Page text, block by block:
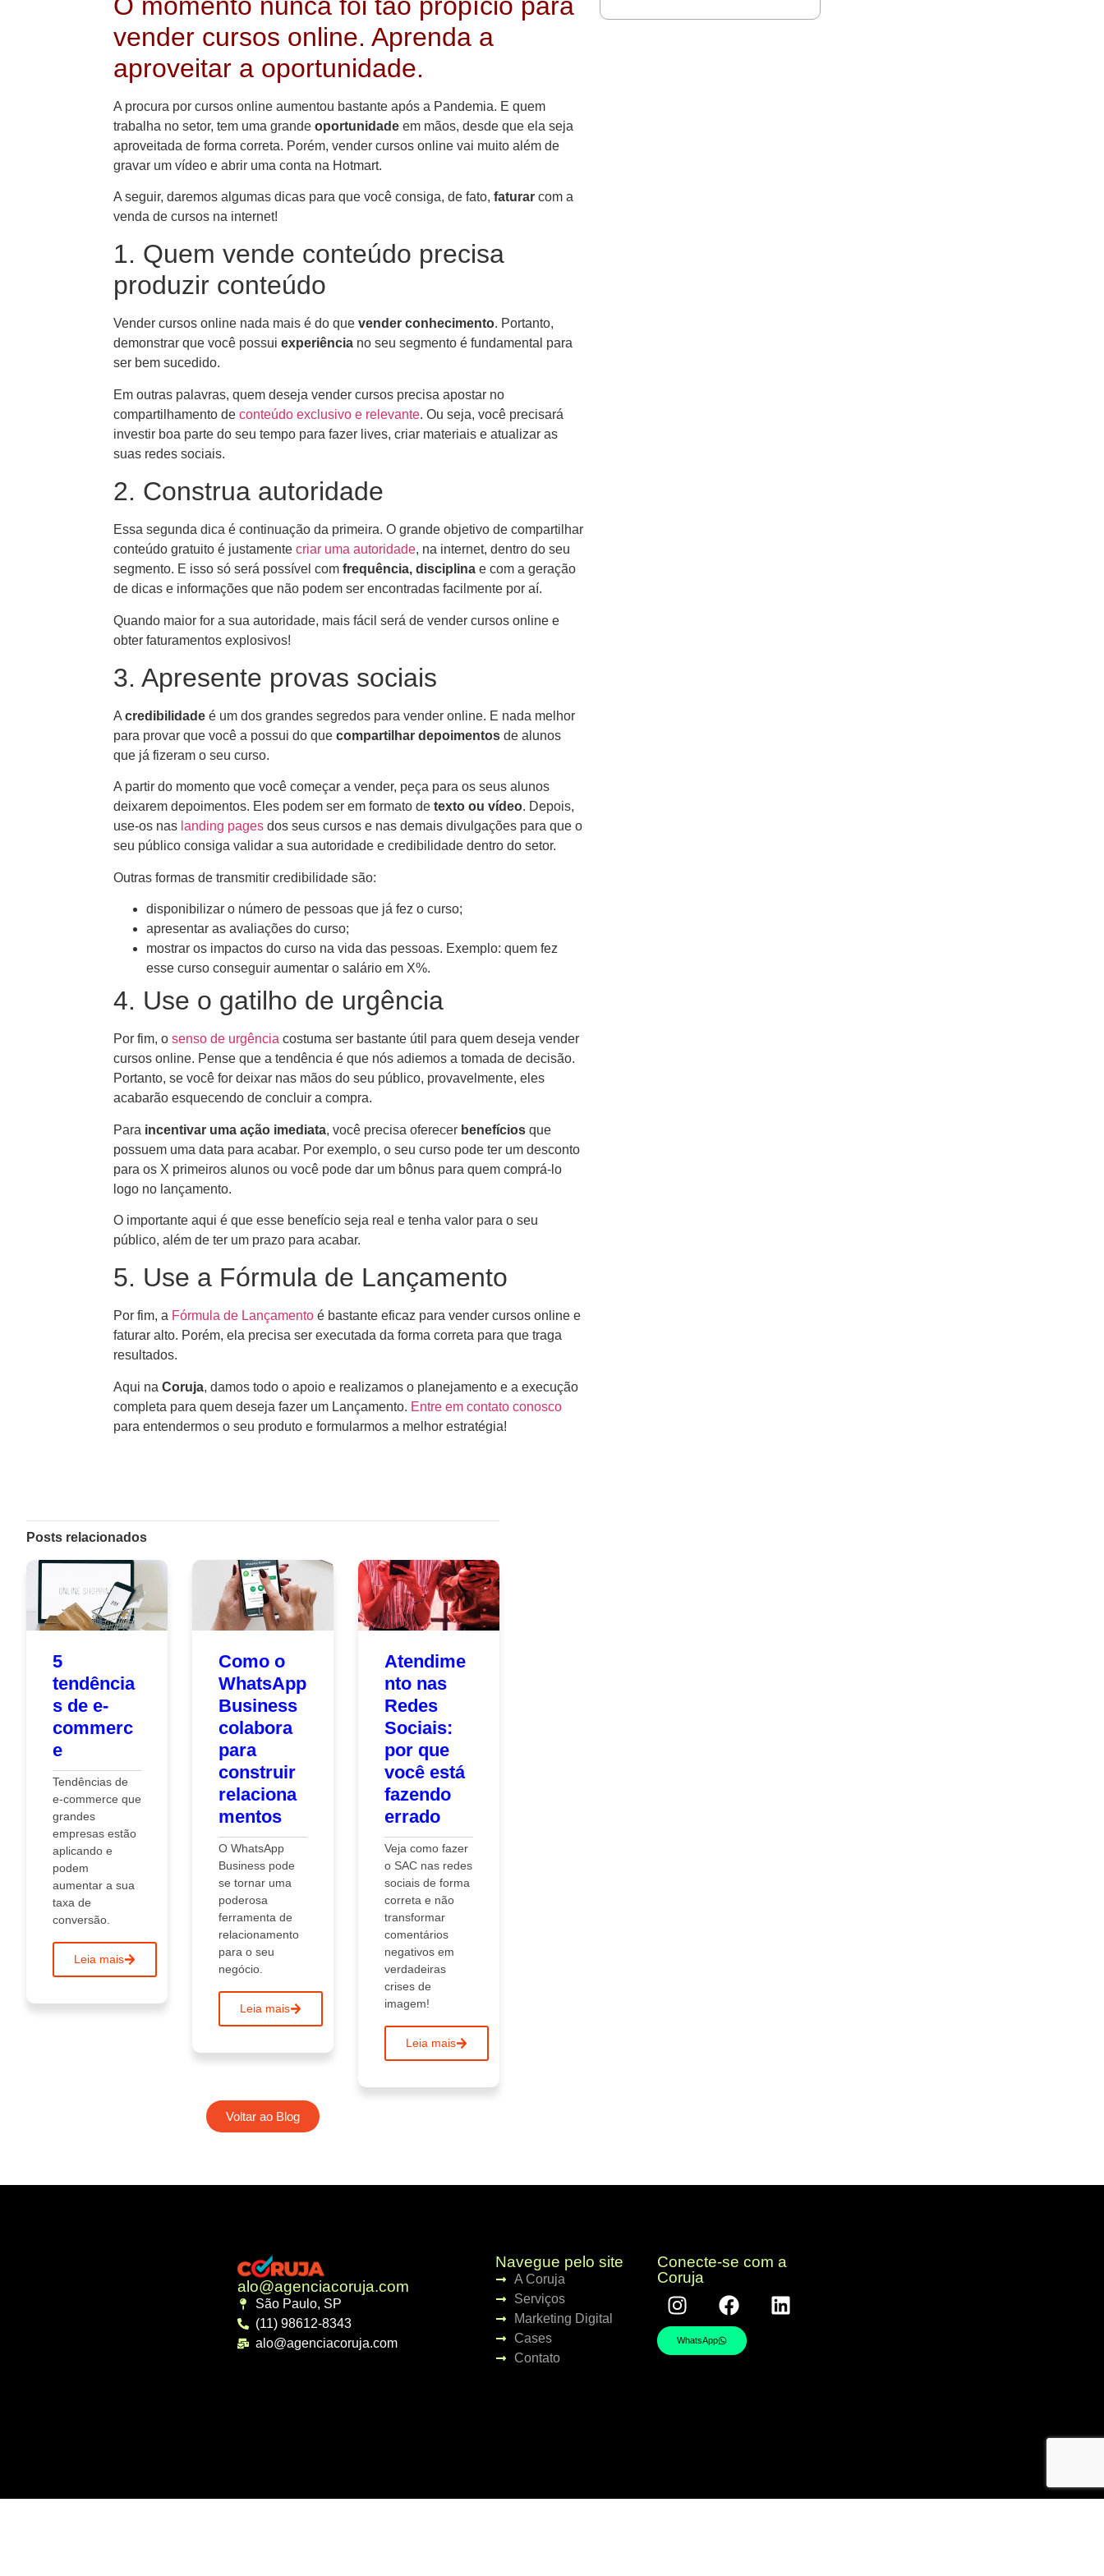
vender cursos online. Aprenda a
aproveitar a oportunidade.
A procura por cursos online aumentou bastante após a Pandemia. E quem
trabalha no setor, tem uma grande oportunidade em mãos, desde que ela seja
aproveitada de forma correta. Porém, vender cursos online vai muito além de
gravar um vídeo e abrir uma conta na Hotmart.
A seguir, daremos algumas dicas para que você consiga, de fato, faturar com a
venda de cursos na internet!
1. Quem vende conteúdo precisa
produzir conteúdo
Vender cursos online nada mais é do que vender conhecimento. Portanto,
demonstrar que você possui experiência no seu segmento é fundamental para
ser bem sucedido.
Em outras palavras, quem deseja vender cursos precisa apostar no
compartilhamento de conteúdo exclusivo e relevante. Ou seja, você precisará
investir boa parte do seu tempo para fazer lives, criar materiais e atualizar as
suas redes sociais.
2. Construa autoridade
Essa segunda dica é continuação da primeira. O grande objetivo de compartilhar
conteúdo gratuito é justamente criar uma autoridade, na internet, dentro do seu
segmento. E isso só será possível com frequência, disciplina e com a geração
de dicas e informações que não podem ser encontradas facilmente por aí.
Quando maior for a sua autoridade, mais fácil será de vender cursos online e
obter faturamentos explosivos!
3. Apresente provas sociais
A credibilidade é um dos grandes segredos para vender online. E nada melhor
para provar que você a possui do que compartilhar depoimentos de alunos
que já fizeram o seu curso.
A partir do momento que você começar a vender, peça para os seus alunos
deixarem depoimentos. Eles podem ser em formato de texto ou vídeo. Depois,
use-os nas landing pages dos seus cursos e nas demais divulgações para que o
seu público consiga validar a sua autoridade e credibilidade dentro do setor.
Outras formas de transmitir credibilidade são:
disponibilizar o número de pessoas que já fez o curso;
apresentar as avaliações do curso;
mostrar os impactos do curso na vida das pessoas. Exemplo: quem fez
esse curso conseguir aumentar o salário em X%.
4. Use o gatilho de urgência
Por fim, o senso de urgência costuma ser bastante útil para quem deseja vender
cursos online. Pense que a tendência é que nós adiemos a tomada de decisão.
Portanto, se você for deixar nas mãos do seu público, provavelmente, eles
acabarão esquecendo de concluir a compra.
Para incentivar uma ação imediata, você precisa oferecer benefícios que
possuem uma data para acabar. Por exemplo, o seu curso pode ter um desconto
para os X primeiros alunos ou você pode dar um bônus para quem comprá-lo
logo no lançamento.
O importante aqui é que esse benefício seja real e tenha valor para o seu
público, além de ter um prazo para acabar.
5. Use a Fórmula de Lançamento
Por fim, a Fórmula de Lançamento é bastante eficaz para vender cursos online e
faturar alto. Porém, ela precisa ser executada da forma correta para que traga
resultados.
Aqui na Coruja, damos todo o apoio e realizamos o planejamento e a execução
completa para quem deseja fazer um Lançamento. Entre em contato conosco
para entendermos o seu produto e formularmos a melhor estratégia!
Posts relacionados
5
tendência
s de e-
commerc
e
Tendências de
e-commerce que
grandes
empresas estão
aplicando e
podem
aumentar a sua
taxa de
conversão.
Leia mais
Como o
WhatsApp
Business
colabora
para
construir
relaciona
mentos
O WhatsApp
Business pode
se tornar uma
poderosa
ferramenta de
relacionamento
para o seu
negócio.
Leia mais
Atendime
nto nas
Redes
Sociais:
por que
você está
fazendo
errado
Veja como fazer
o SAC nas redes
sociais de forma
correta e não
transformar
comentários
negativos em
verdadeiras
crises de
imagem!
Leia mais
Voltar ao Blog
alo@agenciacoruja.com
São Paulo, SP
(11) 98612-8343
alo@agenciacoruja.com
Navegue pelo site
A Coruja
Serviços
Marketing Digital
Cases
Contato
Conecte-se com a
Coruja
WhatsApp